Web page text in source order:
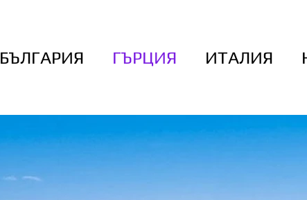
БЪЛГАРИЯ ГЪРЦИЯ ИТАЛИЯ